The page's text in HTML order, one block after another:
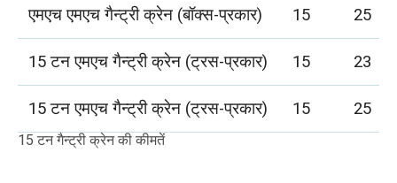
एमएच एमएच गैन्ट्री क्रेन (बॉक्स-प्रकार)
15
25
15 टन एमएच गैन्ट्री क्रेन (ट्रस-प्रकार)
15
23
15 टन एमएच गैन्ट्री क्रेन (ट्रस-प्रकार)
15 25
15 टन गैन्ट्री क्रेन की कीमतें